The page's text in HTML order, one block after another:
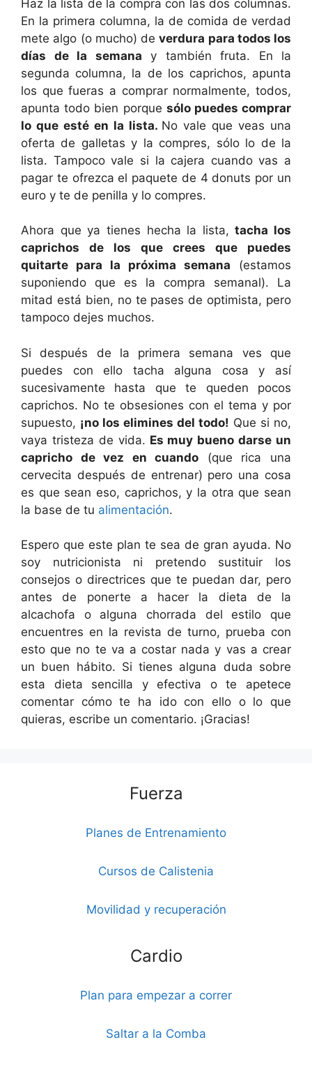
Haz la lista de la compra con las dos columnas.
En la primera columna, la de comida de verdad
mete algo (o mucho) deverdura para todos los
días de la semana y también fruta. En la
segunda columna, la de los caprichos, apunta
los que fueras a comprar normalmente, todos,
apunta todo bien porque sólo puedes comprar
lo que esté en la lista. No vale que veas una
oferta de galletas y la compres, sólo lo de la
lista. Tampoco vale si la cajera cuando vas a
pagar te ofrezca el paquete de 4 donuts por un
euro y te de penilla y lo compres.
Ahora que ya tienes hecha la lista,tacha los
caprichos de los que crees que puedes
quitarte para la próxima semana (estamos
suponiendo que es la compra semanal). La
mitad está bien, no te pases de optimista, pero
tampoco dejes muchos.
Si después de la primera semana ves que
puedes con ello tacha alguna cosa y así
sucesivamente hasta que te queden pocos
caprichos. No te obsesiones con el tema y por
supuesto, ¡no los elimines del todo! Que si no,
vaya tristeza de vida. Es muy bueno darse un
capricho de vez en cuando (que rica una
cervecita después de entrenar) pero una cosa
es que sean eso, caprichos, y la otra que sean
la base de tu alimentación.
Espero que este plan te sea de gran ayuda. No
soy nutricionista ni pretendo sustituir los
consejos o directrices que te puedan dar, pero
antes de ponerte a hacer la dieta de la
alcachofa o alguna chorrada del estilo que
encuentres en la revista de turno, prueba con
esto que no te va a costar nada y vas a crear
un buen hábito. Si tienes alguna duda sobre
esta dieta sencilla y efectiva o te apetece
comentar cómo te ha ido con ello o lo que
quieras, escribe un comentario. ¡Gracias!
Fuerza
Planes de Entrenamiento
Cursos de Calistenia
Movilidad y recuperación
Cardio
Plan para empezar a correr
Saltar a la Comba